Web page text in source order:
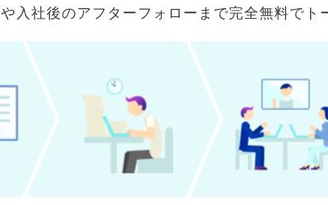
社後のアフターフォローまで完全無料でト